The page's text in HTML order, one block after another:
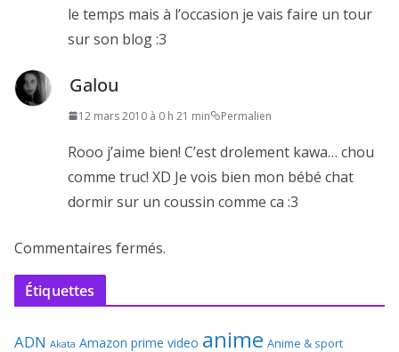
le temps mais à l’occasion je vais faire un tour
sur son blog :3
Galou
12 mars 2010 à 0 h 21 min Permalien
Rooo j’aime bien! C’est drolement kawa… chou
comme truc! XD Je vois bien mon bébé chat
dormir sur un coussin comme ca :3
Commentaires fermés.
Étiquettes
ADN Akata Amazon prime video anime Anime & sport